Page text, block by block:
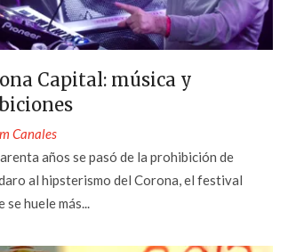
Capital: música y
Canales
años se pasó de la prohibición de
al hipsterismo del Corona, el festival
se huele más...